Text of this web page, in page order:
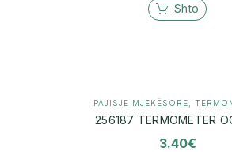
Shto
PAJISJE MJEKËSORE
256187 TERMOMETER
3.40€